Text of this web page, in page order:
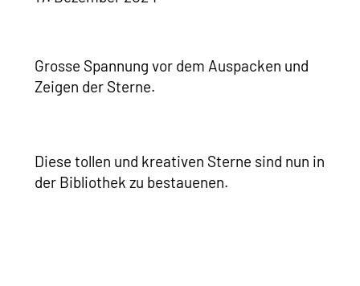
Grosse Spannung vor dem Auspacken und
Zeigen der Sterne.
Diese tollen und kreativen Sterne sind nun in
der Bibliothek zu bestauenen.